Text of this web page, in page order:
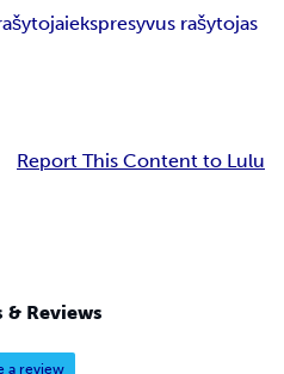
ekspresyvus rašytojas
Report This Content to Lulu
& Reviews
a review